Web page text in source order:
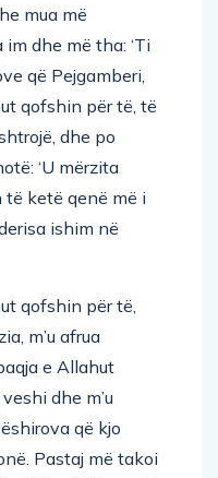
mua më
dhe më tha: ‘Ti
që Pejgamberi,
qofshin për të, të
dhe po
‘U mërzita
të ketë qenë më i
ishim në
qofshin për të,
m’u afrua
e Allahut
dhe m’u
që kjo
Pastaj më takoi